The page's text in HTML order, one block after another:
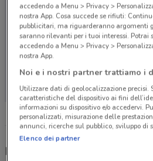
Non ci sono negozi
Majestic Pet's, offerte e
accedendo a Menu > Privacy >
nostra App. Cosa succede se rifiuti:
pubblicitari, ma riguarderanno argomenti
saranno rilevanti per i tuoi interessi. Potrai
accedendo a Menu > Privacy >
nostra App.
Noi e i nostri partner trattiamo i
Utilizzare dati di geolocalizzazione precisi.
caratteristiche del dispositivo ai fini
informazioni su dispositivo e/o accedervi.
personalizzati, misurazione delle
annunci, ricerche sul pubblico, sviluppo di
Elenco dei partner